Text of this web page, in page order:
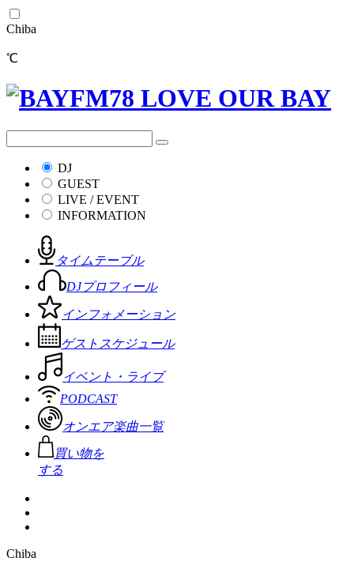
Chiba
℃
DJ
GUEST
LIVE / EVENT
INFORMATION
タイムテーブル
DJプロフィール
インフォメーション
ゲストスケジュール
イベント・ライブ
PODCAST
オンエア楽曲一覧
買い物を
する
Chiba